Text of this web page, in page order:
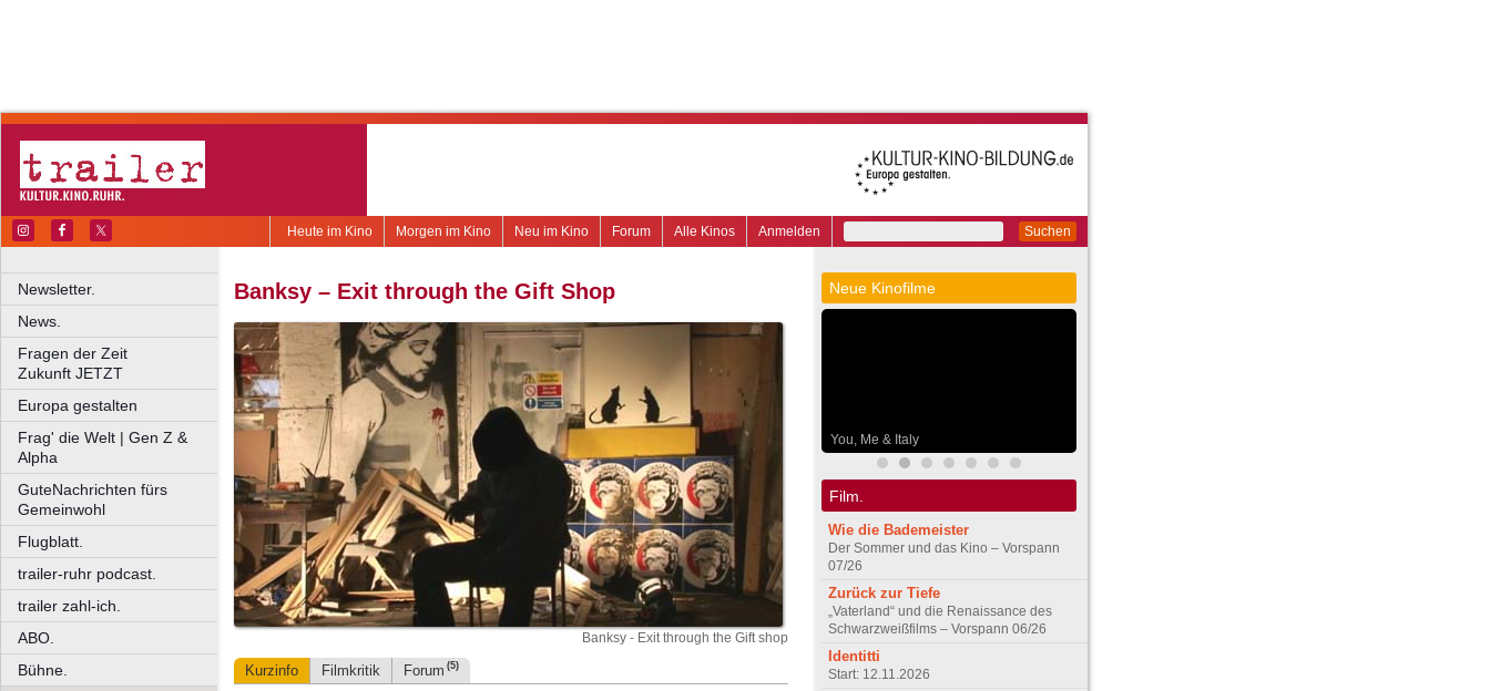
Suchen
Anmelden
Alle Kinos
Forum
Neu im Kino
Morgen im Kino
Heute im Kino
Newsletter.
News.
Fragen der Zeit
Zukunft JETZT
Europa gestalten
Frag' die Welt | Gen Z &
Alpha
GuteNachrichten fürs
Gemeinwohl
Flugblatt.
trailer-ruhr podcast.
trailer zahl-ich.
ABO.
Bühne.
Banksy – Exit through the Gift Shop
Banksy - Exit through the Gift shop
Kurzinfo Filmkritik Forum (5)
Neue Kinofilme
You, Me & Italy
Film.
Wie die Bademeister
Der Sommer und das Kino – Vorspann
07/26
Zurück zur Tiefe
„Vaterland“ und die Renaissance des
Schwarzweißfilms – Vorspann 06/26
Identitti
Start: 12.11.2026